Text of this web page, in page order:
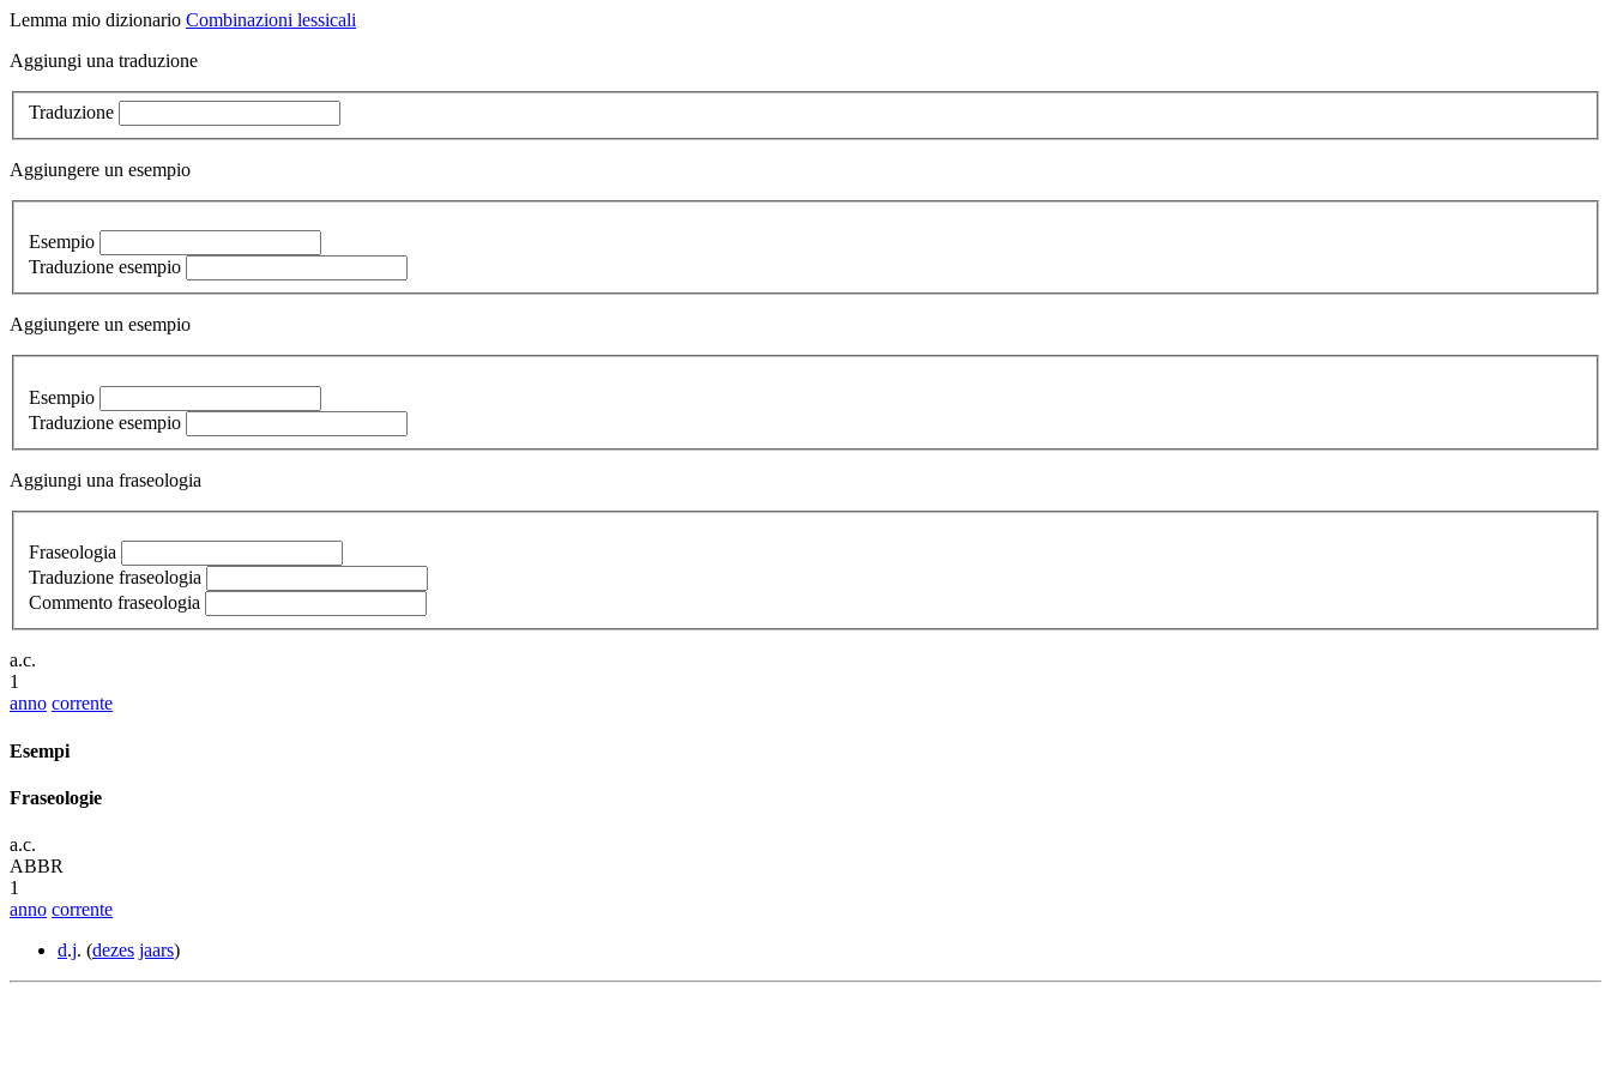
Lemma mio dizionario Combinazioni lessicali
Aggiungi una traduzione
Traduzione
Aggiungere un esempio
Esempio
Traduzione esempio
Aggiungere un esempio
Esempio
Traduzione esempio
Aggiungi una fraseologia
Fraseologia
Traduzione fraseologia
Commento fraseologia
a.c.
1
anno corrente
Esempi
Fraseologie
a.c.
ABBR
1
anno corrente
d.j. (dezes jaars)